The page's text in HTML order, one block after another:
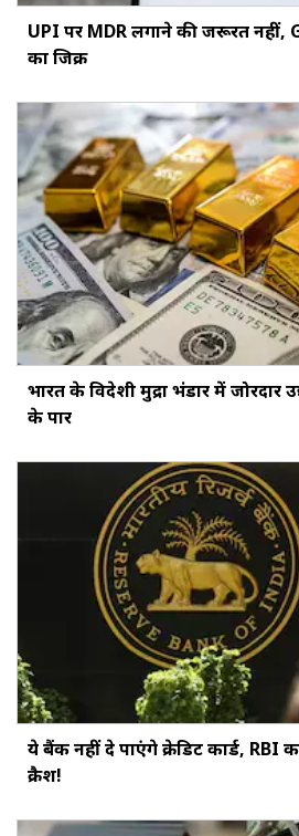
UPI पर MDR लगाने की जरूरत नहीं,
का जिक्र
भारत के विदेशी मुद्रा भंडार में जोरदार
के पार
ये बैंक नहीं दे पाएंगे क्रेडिट कार्ड, RBI
क्रैश!